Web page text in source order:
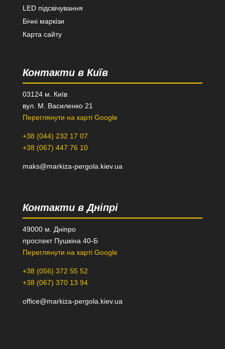
LED підсвічування
Бічні маркізи
Карта сайту
Контакти в Київ
03124 м. Київ
вул. М. Василенко 21
Переглянути на карті Google
+38 (044) 232 17 07
+38 (067) 447 76 10
maks@markiza-pergola.kiev.ua
Контакти в Дніпрі
49000 м. Дніпро
проспект Пушкіна 40-Б
Переглянути на карті Google
+38 (056) 372 55 52
+38 (067) 370 13 94
office@markiza-pergola.kiev.ua